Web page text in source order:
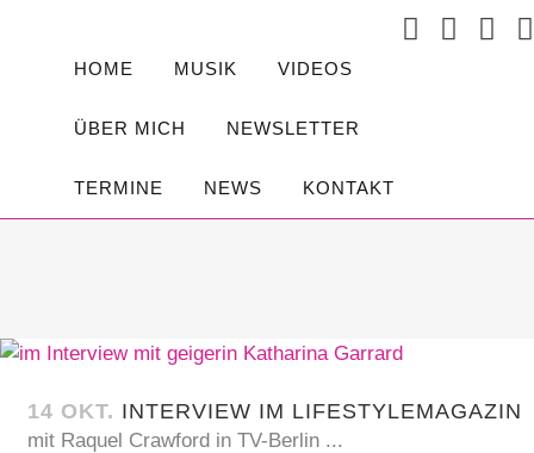
HOME MUSIK VIDEOS
ÜBER MICH NEWSLETTER
TERMINE NEWS KONTAKT
14 OKT. INTERVIEW IM LIFESTYLEMAGAZIN
mit Raquel Crawford in TV-Berlin ...